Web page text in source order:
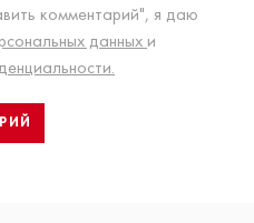
комментарий", я даю
данных и